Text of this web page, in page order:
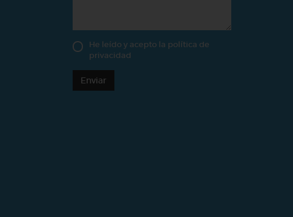
He leído y acepto la política de
privacidad
Enviar